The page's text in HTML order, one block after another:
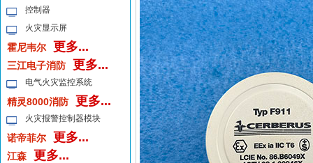
控制器
火灾显示屏
霍尼韦尔 更多...
三江电子消防 更多...
电气火灾监控系统
精灵8000消防 更多...
火灾报警控制器模块
诺帝菲尔 更多...
江森 更多...